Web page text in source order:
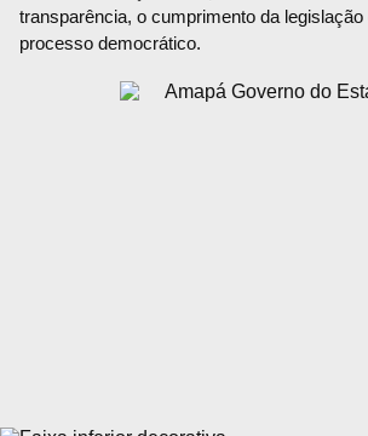
transparência, o cumprimento da
processo democrático.